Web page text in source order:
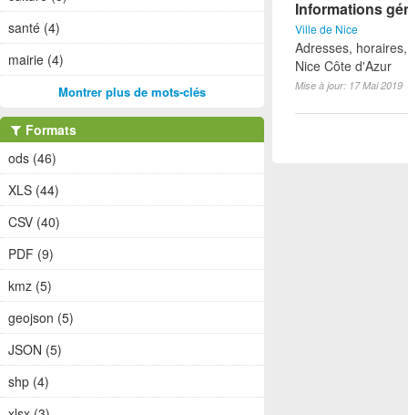
Informations
Ville de Nice
Adresses,
Nice Côte d'Azur
Mise à jour: 17 Mai 2019
santé (4)
mairie (4)
Montrer plus de mots-clés
Formats
ods (46)
XLS (44)
CSV (40)
PDF (9)
kmz (5)
geojson (5)
JSON (5)
shp (4)